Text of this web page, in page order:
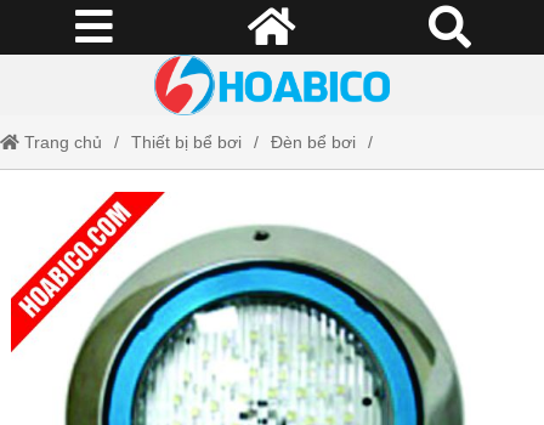
Trang chủ Thiết bị bể bơi Đèn bể bơi
Đèn led bể bơi Minder SPE